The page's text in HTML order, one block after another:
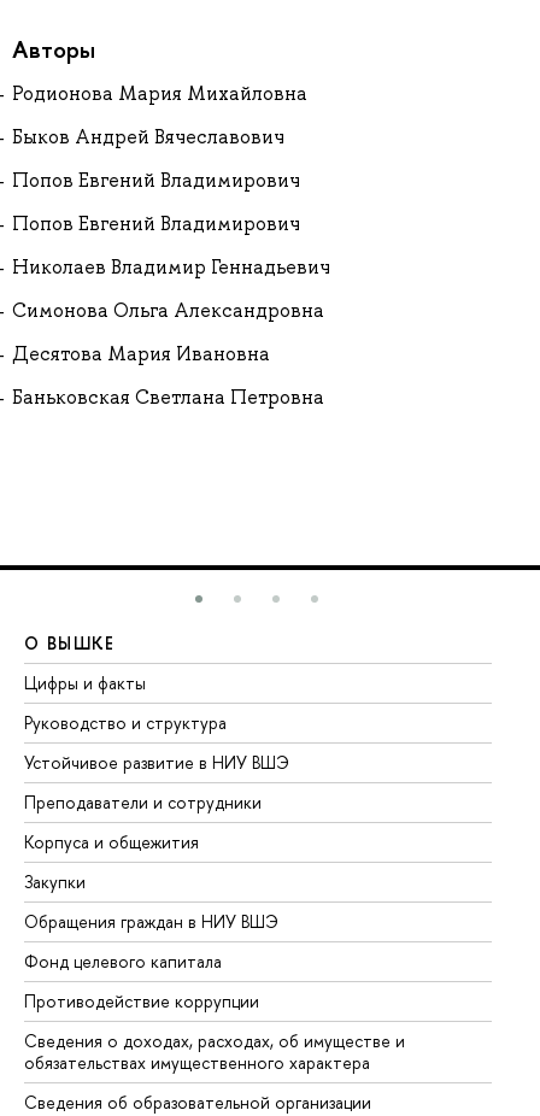
Авторы
Родионова Мария Михайловна
Быков Андрей Вячеславович
Попов Евгений Владимирович
Попов Евгений Владимирович
Николаев Владимир Геннадьевич
Симонова Ольга Александровна
Десятова Мария Ивановна
Баньковская Светлана Петровна
О ВЫШКЕ
Цифры и факты
Руководство и структура
Устойчивое развитие в НИУ ВШЭ
Преподаватели и сотрудники
Корпуса и общежития
Закупки
Обращения граждан в НИУ ВШЭ
Фонд целевого капитала
Противодействие коррупции
Сведения о доходах, расходах, об имуществе и
обязательствах имущественного характера
Сведения об образовательной организации